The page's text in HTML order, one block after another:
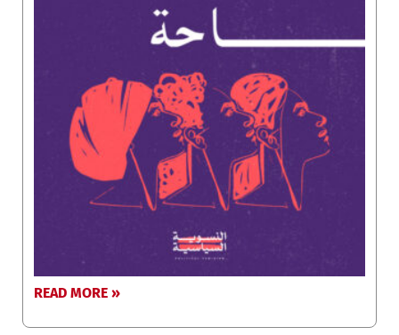
READ MORE »